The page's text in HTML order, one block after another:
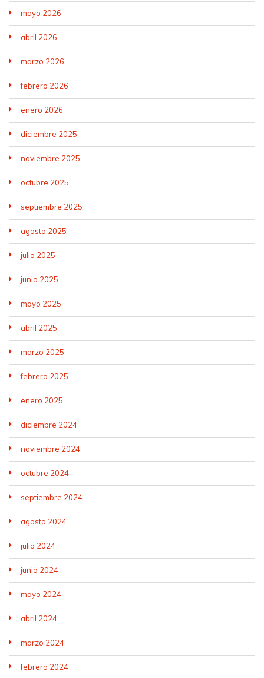
mayo 2026
abril 2026
marzo 2026
febrero 2026
enero 2026
diciembre 2025
noviembre 2025
octubre 2025
septiembre 2025
agosto 2025
julio 2025
junio 2025
mayo 2025
abril 2025
marzo 2025
febrero 2025
enero 2025
diciembre 2024
noviembre 2024
octubre 2024
septiembre 2024
agosto 2024
julio 2024
junio 2024
mayo 2024
abril 2024
marzo 2024
febrero 2024